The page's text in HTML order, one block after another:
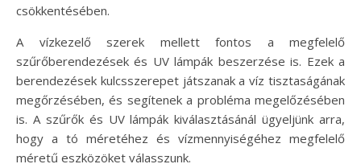
csökkentésében.
A vízkezelő szerek mellett fontos a megfelelő
szűrőberendezések és UV lámpák beszerzése is. Ezek a
berendezések kulcsszerepet játszanak a víz tisztaságának
megőrzésében, és segítenek a probléma megelőzésében
is. A szűrők és UV lámpák kiválasztásánál ügyeljünk arra,
hogy a tó méretéhez és vízmennyiségéhez megfelelő
méretű eszközöket válasszunk.